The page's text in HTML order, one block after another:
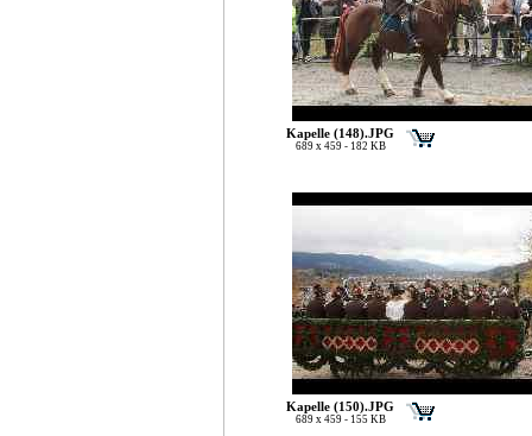
Kapelle (148).JPG
689 x 459 - 182 KB
Kapelle (150).JPG
689 x 459 - 155 KB